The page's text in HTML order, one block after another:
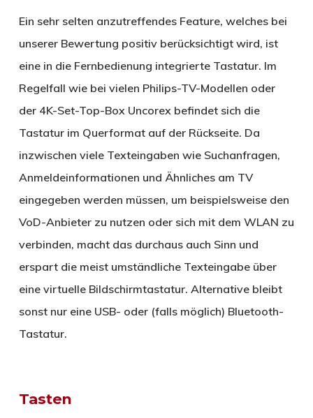
Ein sehr selten anzutreffendes Feature, welches bei
unserer Bewertung positiv berücksichtigt wird, ist
eine in die Fernbedienung integrierte Tastatur. Im
Regelfall wie bei vielen Philips-TV-Modellen oder
der 4K-Set-Top-Box Uncorex befindet sich die
Tastatur im Querformat auf der Rückseite. Da
inzwischen viele Texteingaben wie Suchanfragen,
Anmeldeinformationen und Ähnliches am TV
eingegeben werden müssen, um beispielsweise den
VoD-Anbieter zu nutzen oder sich mit dem WLAN zu
verbinden, macht das durchaus auch Sinn und
erspart die meist umständliche Texteingabe über
eine virtuelle Bildschirmtastatur. Alternative bleibt
sonst nur eine USB- oder (falls möglich) Bluetooth-
Tastatur.
Tasten